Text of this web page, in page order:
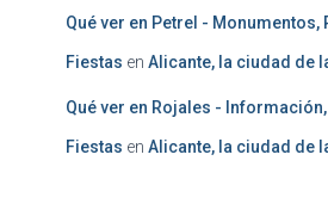
Qué ver en Petrel - Monumentos,
Fiestas en Alicante, la ciudad de
Qué ver en Rojales -
Fiestas en Alicante, la ciudad de